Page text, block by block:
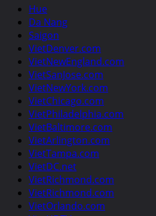
Hue
Da Nang
Saigon
VietDenver.com
VietNewEngland.com
VietSanJose.com
VietNewYork.com
VietChicago.com
VietPhiladelphia.com
VietBaltimore.com
VietArlington.com
VietTampa.com
VietDC.net
VietRichmond.com
VietRichmond.com
VietOrlando.com